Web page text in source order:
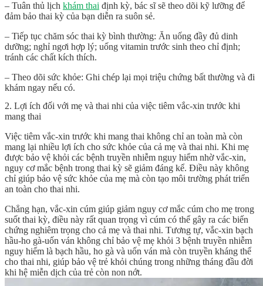
– Tuân thủ lịch khám thai định kỳ, bác sĩ sẽ theo dõi kỹ lưỡng để
đảm bảo thai kỳ của bạn diễn ra suôn sẻ.
– Tiếp tục chăm sóc thai kỳ bình thường: Ăn uống đầy đủ dinh
dưỡng; nghỉ ngơi hợp lý; uống vitamin trước sinh theo chỉ định;
tránh các chất kích thích.
– Theo dõi sức khỏe: Ghi chép lại mọi triệu chứng bất thường và đi
khám ngay nếu có.
2. Lợi ích đối với mẹ và thai nhi của việc tiêm vắc-xin trước khi
mang thai
Việc tiêm vắc-xin trước khi mang thai không chỉ an toàn mà còn
mang lại nhiều lợi ích cho sức khỏe của cả mẹ và thai nhi. Khi mẹ
được bảo vệ khỏi các bệnh truyền nhiễm nguy hiểm nhờ vắc-xin,
nguy cơ mắc bệnh trong thai kỳ sẽ giảm đáng kể. Điều này không
chỉ giúp bảo vệ sức khỏe của mẹ mà còn tạo môi trường phát triển
an toàn cho thai nhi.
Chẳng hạn, vắc-xin cúm giúp giảm nguy cơ mắc cúm cho mẹ trong
suốt thai kỳ, điều này rất quan trọng vì cúm có thể gây ra các biến
chứng nghiêm trọng cho cả mẹ và thai nhi. Tương tự, vắc-xin bạch
hầu-ho gà-uốn ván không chỉ bảo vệ mẹ khỏi 3 bệnh truyền nhiễm
nguy hiểm là bạch hầu, ho gà và uốn ván mà còn truyền kháng thể
cho thai nhi, giúp bảo vệ trẻ khỏi chúng trong những tháng đầu đời
khi hệ miễn dịch của trẻ còn non nớt.